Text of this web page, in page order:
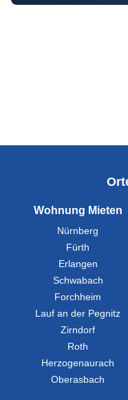
Wohnung Mieten
Nürnberg
Fürth
Erlangen
Schwabach
Forchheim
Lauf an der Pegnitz
Zirndorf
Roth
Herzogenaurach
Oberasbach